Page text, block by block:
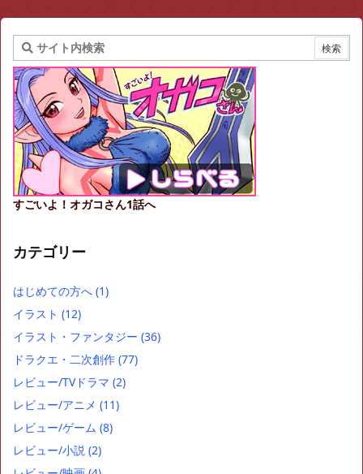
すごいよ！オガコさん1話へ
カテゴリー
はじめての方へ (1)
イラスト (12)
イラスト・ファンタジー (36)
ドラクエ・二次創作 (77)
レビュー/TVドラマ (2)
レビュー/アニメ (11)
レビュー/ゲーム (8)
レビュー/小説 (2)